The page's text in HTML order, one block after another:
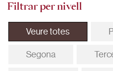
Filtrar per nivell
Veure totes
Segona